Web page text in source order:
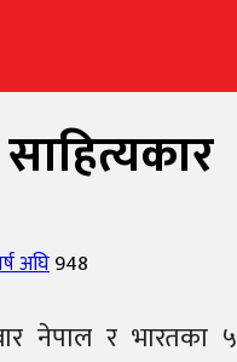
अघि948
नेपाल र भारतका ५